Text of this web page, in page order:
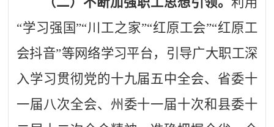
“学习强国”“川工之家”“红原工会”“红原工
会抖音”等网络学习平台，引导广大职工深
入学习贯彻党的十九届五中全会、省委十
一届八次全会、州委十一届十次和县委十